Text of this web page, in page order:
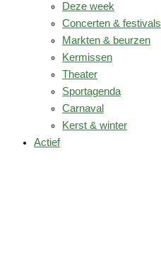
Deze week
Concerten & festivals
Markten & beurzen
Kermissen
Theater
Sportagenda
Carnaval
Kerst & winter
Actief